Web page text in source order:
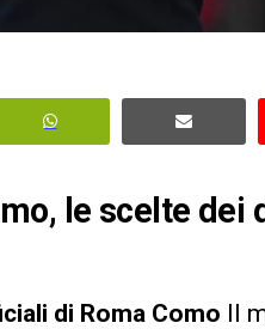
le scelte dei
di Roma Como Il